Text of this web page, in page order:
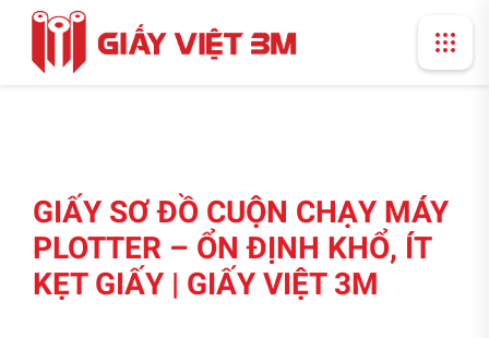
GIẤY SƠ ĐỒ CUỘN CHẠY MÁY
PLOTTER – ỔN ĐỊNH KHỔ, ÍT
KẸT GIẤY | GIẤY VIỆT 3M